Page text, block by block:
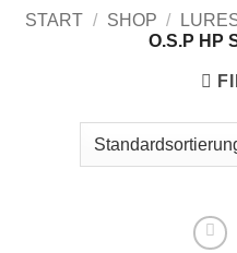
START / SHOP /
O.S.P HP